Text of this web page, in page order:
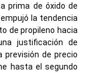
prima de óxido de
la tendencia
de propileno hacia
justificación de
de precio
hasta el segundo